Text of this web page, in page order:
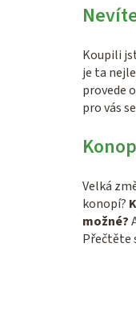
Koupili
je ta
provede
pro vás
Velká
konopí?
možné?
Přečtěte